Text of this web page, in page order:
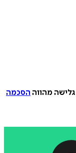
מהווה הסכמה